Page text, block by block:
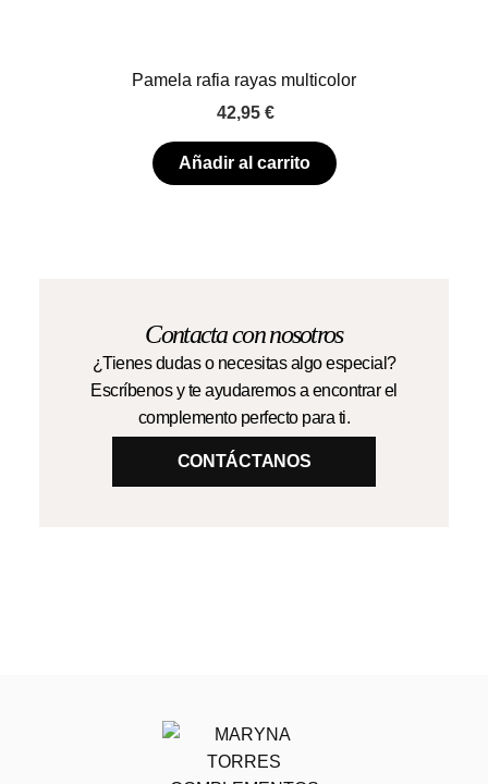
Pamela rafia rayas multicolor
42,95 €
Añadir al carrito
Contacta con nosotros
¿Tienes dudas o necesitas algo especial?
Escríbenos y te ayudaremos a encontrar el
complemento perfecto para ti.
CONTÁCTANOS